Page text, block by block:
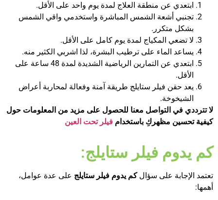
ابتعدي عن منطقة العلاج لمدة يوم واحد على الأقل.
تجنبي أشعة الشمس المباشرة واستخدمي واقي الشمس
بشكل متكرر.
لا تضعي المكياج لمدة يوم كامل على الأقل.
يساعد الماء على ترطيب البشرة، لذا اشربي الكثير منه.
ابتعدي عن التمارين الرياضية الشديدة لمدة 48 ساعة على
الأقل.
يعد حقن فيلر ستايلج طريقة آمنة وفعالة لمحاربة أعراض
الشيخوخة.
لا تترددي في التواصل معنا للحصول على مزيد من المعلومات حول
كيفية تحسين مظهركِ باستخدام فيلر تحت العين
كم يدوم فيلر ستايلج:
تعتمد الإجابة على سؤالكم يدوم فيلر ستايلج على عدة عوامل،
أهمها: